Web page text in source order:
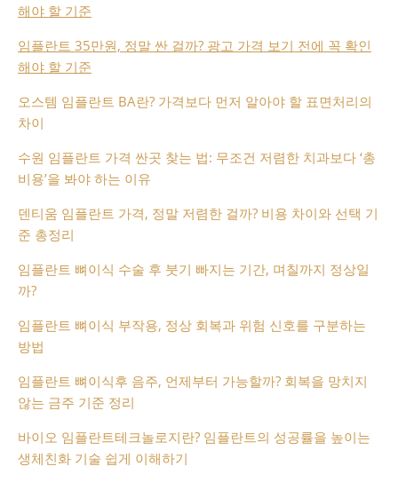
해야 할 기준
임플란트 35만원, 정말 싼 걸까? 광고 가격 보기 전에 꼭 확인
해야 할 기준
오스템 임플란트 BA란? 가격보다 먼저 알아야 할 표면처리의
차이
수원 임플란트 가격 싼곳 찾는 법: 무조건 저렴한 치과보다 ‘총
비용’을 봐야 하는 이유
덴티움 임플란트 가격, 정말 저렴한 걸까? 비용 차이와 선택 기
준 총정리
임플란트 뼈이식 수술 후 붓기 빠지는 기간, 며칠까지 정상일
까?
임플란트 뼈이식 부작용, 정상 회복과 위험 신호를 구분하는
방법
임플란트 뼈이식후 음주, 언제부터 가능할까? 회복을 망치지
않는 금주 기준 정리
바이오 임플란트테크놀로지란? 임플란트의 성공률을 높이는
생체친화 기술 쉽게 이해하기